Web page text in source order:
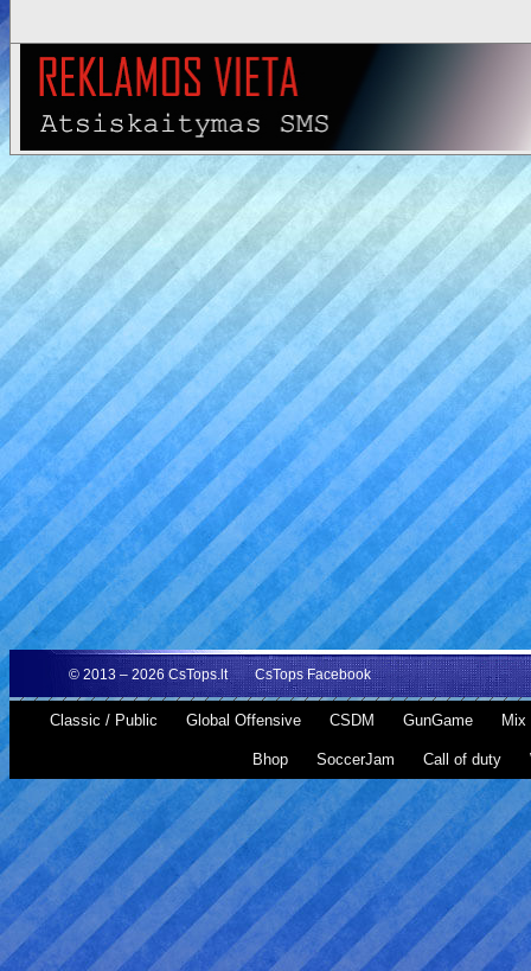
© 2013 – 2026 CsTops.lt CsTops Facebook
Classic / Public Global Offensive CSDM GunGame Mix
Bhop SoccerJam Call of duty